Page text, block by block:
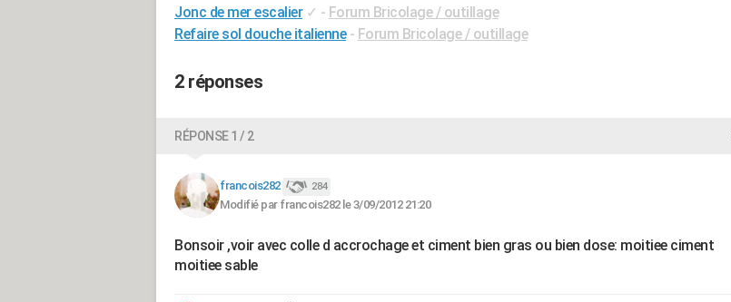
Jonc de mer escalier ✓ - Forum Bricolage / outillage
Refaire sol douche italienne - Forum Bricolage / outillage
2 réponses
RÉPONSE 1 / 2
francois282 284
Modifié par francois282 le 3/09/2012 21:20
Bonsoir ,voir avec colle d accrochage et ciment bien gras ou bien dose: moitiee ciment
moitiee sable